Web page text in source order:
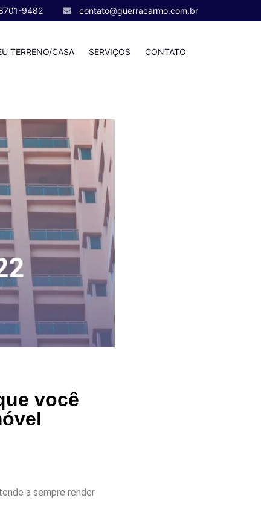
9482 contato@guerracarmo.com.br
TERRENO/CASA SERVIÇOS CONTATO
você
a sempre render